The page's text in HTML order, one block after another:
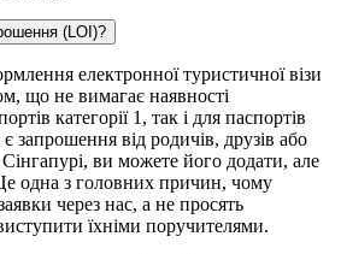
(LOI)?
електронної туристичної візи
що не вимагає наявності
категорії 1, так і для паспортів
запрошення від родичів, друзів або
ви можете його додати, але
одна з головних причин, чому
через нас, а не просять
їхніми поручителями.